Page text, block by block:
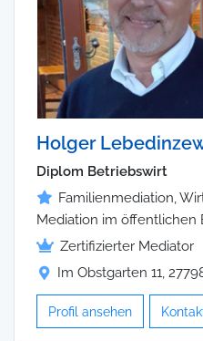
Holger
Diplom Betriebswirt
Familienmediation,
Mediation im öffentlichen
Zertifizierter Mediator
Im Obstgarten 11,
Profil ansehen